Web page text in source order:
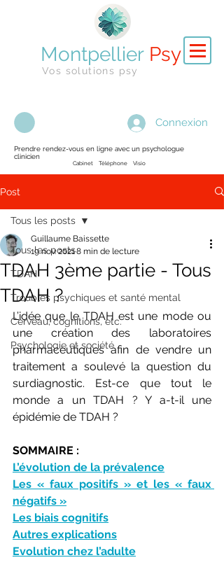
Montpellier Psy
Vos solutions psy
Connexion
Prendre rendez-vous en ligne avec un psychologue
clinicien
Cabinet Téléphone Visio
Post
Tous les posts
TDAH
Troubles psychiques et santé mental
Cerveau, cognitions, etc.
Psychologie et société
Tous les posts
TDAH 3ème partie - Tous
TDAH ?
Guillaume Baissette
19 nov. 20218 min de lecture
L’idée que le TDAH est une mode ou
une création des laboratoires
pharmaceutiques afin de vendre un
traitement a soulevé la question du
surdiagnostic. Est-ce que tout le
monde a un TDAH ? Y a-t-il une
épidémie de TDAH ?
SOMMAIRE :
L’évolution de la prévalence
Les « faux positifs » et les « faux
négatifs »
Les biais cognitifs
Autres explications
Evolution chez l’adulte